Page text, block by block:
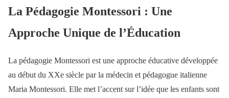
La Pédagogie Montessori : Une
Approche Unique de l’Éducation
La pédagogie Montessori est une approche éducative développée
au début du XXe siècle par la médecin et pédagogue italienne
Maria Montessori. Elle met l’accent sur l’idée que les enfants sont